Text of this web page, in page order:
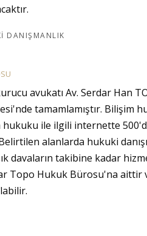
DANIŞMANLIK
avukatı Av. Serdar Han
tamamlamıştır. Bilişim
ile ilgili internette
alanlarda hukuki
davaların takibine kadar
Topo Hukuk Bürosu'na aittir